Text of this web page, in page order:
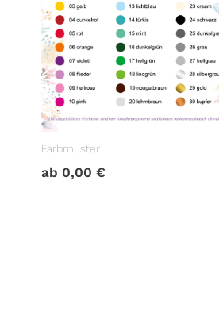
Farbmuster
ab 0,00 €